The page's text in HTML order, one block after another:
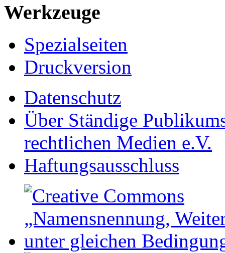
Werkzeuge
Spezialseiten
Druckversion
Datenschutz
Über Ständige
rechtlichen Medien e.V.
Haftungsausschluss